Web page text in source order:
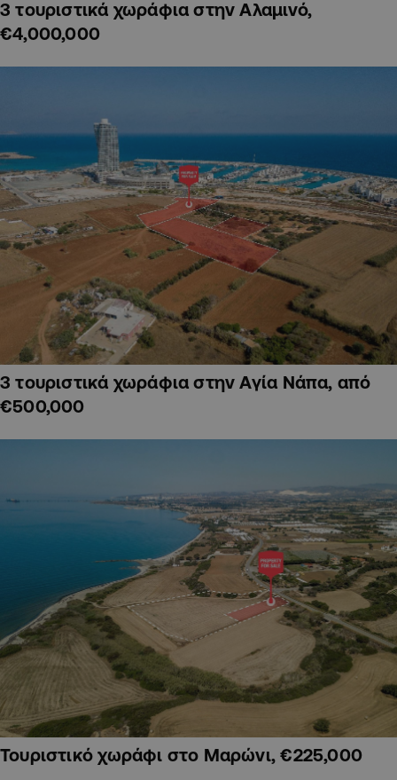
3 τουριστικά χωράφια στην Αλαμινό,
€4,000,000
3 τουριστικά χωράφια στην Αγία Νάπα, από
€500,000
Τουριστικό χωράφι στο Μαρώνι, €225,000